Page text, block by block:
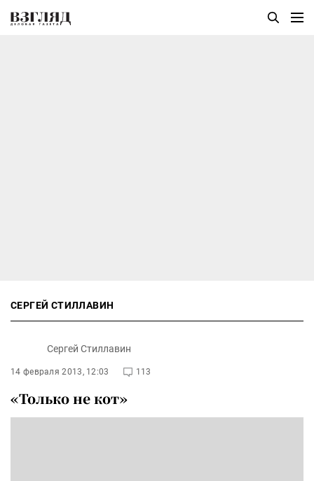
СЕРГЕЙ СТИЛЛАВИН
Сергей Стиллавин
14 февраля 2013, 12:03 113
«Только не кот»